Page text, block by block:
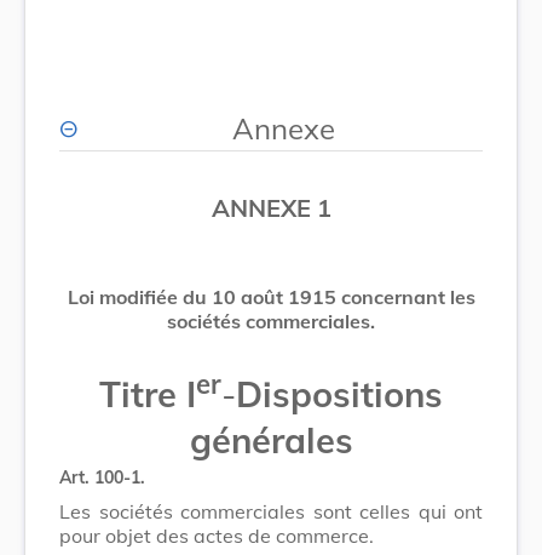
Annexe
ANNEXE 1
Loi modifiée du 10 août 1915 concernant les
sociétés commerciales.
Titre Ier-Dispositions
générales
Art. 100-1.
Les sociétés commerciales sont celles qui ont
pour objet des actes de commerce.